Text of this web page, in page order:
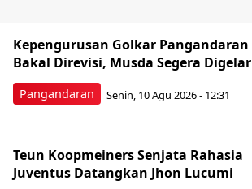
Pangandaran
Kepengurusan Golkar Pangandaran
Bakal Direvisi, Musda Segera Digelar
Senin, 10 Agu 2026 - 12:31
Teun Koopmeiners Senjata Rahasia
Juventus Datangkan Jhon Lucumi